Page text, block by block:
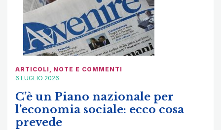
ARTICOLI , NOTE E COMMENTI
6 LUGLIO 2026
C’è un Piano nazionale per
l’economia sociale: ecco cosa
prevede